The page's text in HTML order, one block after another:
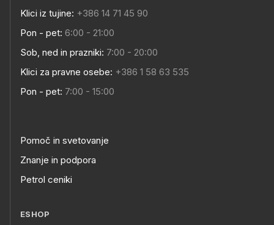
Klici iz tujine: +386 14 71 45 90
Pon - pet: 6:00 - 21:00
Sob, ned in prazniki: 7:00 - 20:00
Klici za pravne osebe: +386 1 58 63 535
Pon - pet: 7:00 - 15:00
Pomoč in svetovanje
Znanje in podpora
Petrol ceniki
ESHOP